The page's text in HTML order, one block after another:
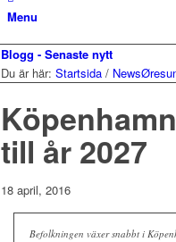
Menu
Blogg - Senaste nytt
Du är här: Startsida /
till år 2027
18 april, 2016
Befolkningen växer snabbt i